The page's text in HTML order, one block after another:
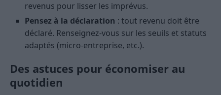
revenus pour lisser les imprévus.
Pensez à la déclaration : tout revenu doit être
déclaré. Renseignez-vous sur les seuils et statuts
adaptés (micro-entreprise, etc.).
Des astuces pour économiser au
quotidien